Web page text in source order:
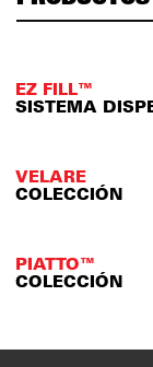
EZ FILL™
SISTEMA
VELARE
COLECCIÓN
PIATTO™
COLECCIÓN